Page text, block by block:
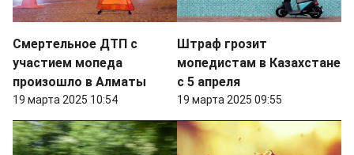
Смертельное ДТП с
участием мопеда
произошло в Алматы
19 марта 2025 10:54
Штраф грозит
мопедистам в Казахстане
с 5 апреля
19 марта 2025 09:55